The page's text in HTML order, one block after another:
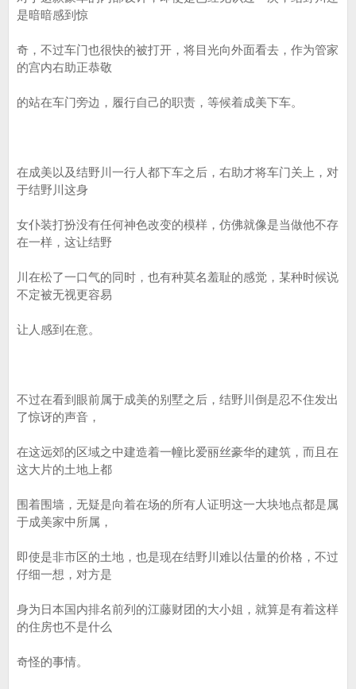
是暗暗感到惊
奇，不过车门也很快的被打开，将目光向外面看去，作为管家
的宫内右助正恭敬
的站在车门旁边，履行自己的职责，等候着成美下车。
在成美以及结野川一行人都下车之后，右助才将车门关上，对
于结野川这身
女仆装打扮没有任何神色改变的模样，仿佛就像是当做他不存
在一样，这让结野
川在松了一口气的同时，也有种莫名羞耻的感觉，某种时候说
不定被无视更容易
让人感到在意。
不过在看到眼前属于成美的别墅之后，结野川倒是忍不住发出
了惊讶的声音，
在这远郊的区域之中建造着一幢比爱丽丝豪华的建筑，而且在
这大片的土地上都
围着围墙，无疑是向着在场的所有人证明这一大块地点都是属
于成美家中所属，
即使是非市区的土地，也是现在结野川难以估量的价格，不过
仔细一想，对方是
身为日本国内排名前列的江藤财团的大小姐，就算是有着这样
的住房也不是什么
奇怪的事情。